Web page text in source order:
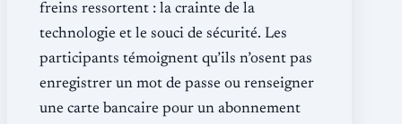
freins ressortent : la crainte de la
technologie et le souci de sécurité. Les
participants témoignent qu’ils n’osent pas
enregistrer un mot de passe ou renseigner
une carte bancaire pour un abonnement